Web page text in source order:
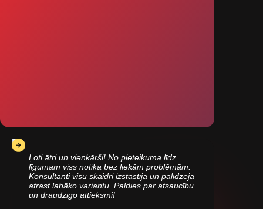
Ļoti ātri un vienkārši! No pieteikuma līdz
līgumam viss notika bez liekām problēmām.
Konsultanti visu skaidri izstāstīja un palīdzēja
atrast labāko variantu. Paldies par atsaucību
un draudzīgo attieksmi!